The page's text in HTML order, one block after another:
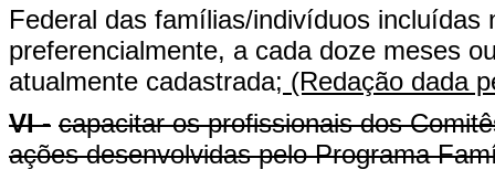
Federal das famílias/indivíduos
preferencialmente, a cada doze meses
atualmente cadastrada; (Redação dada
VI - capacitar os profissionais dos
ações desenvolvidas pelo Programa